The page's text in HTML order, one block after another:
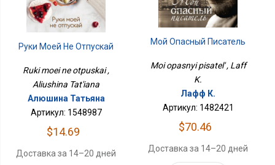
Руки Моей Не Отпускай
Ruki moei ne otpuskai ,
Aliushina Tat'iana
Алюшина Татьяна
Артикул: 1548987
$14.69
Доставка за 14–20 дней
Мой Опасный Писатель
Moi opasnyi pisatel' , Laff
K.
Лафф К.
Артикул: 1482421
$70.46
Доставка за 14–20 дней